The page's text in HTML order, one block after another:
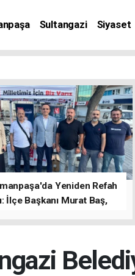
Sultangazi Siyaset
Yeniden Refah
İlçe Başkanı Murat Baş,